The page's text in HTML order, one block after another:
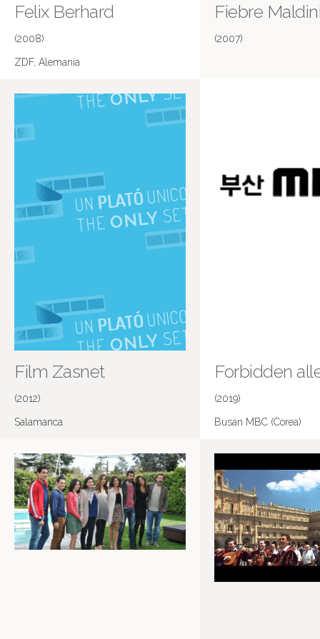
Felix Berhard
(2008)
ZDF, Alemania
Fiebre
(2007)
Film Zasnet
(2012)
Salamanca
Forbidden
(2019)
Busan MBC (Corea)